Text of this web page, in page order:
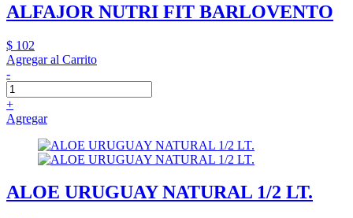
ALFAJOR NUTRI FIT BARLOVENTO
$ 102
Agregar al Carrito
-
+
Agregar
ALOE URUGUAY NATURAL 1/2 LT.